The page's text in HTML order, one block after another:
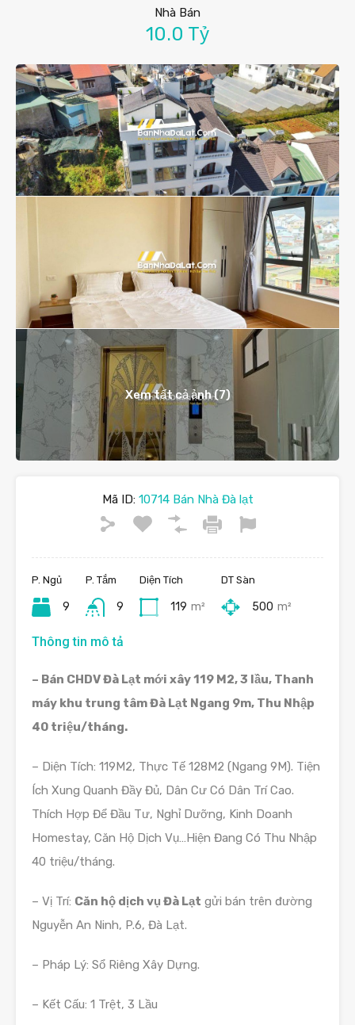
Nhà Bán
10.0 Tỷ
Xem tất cả ảnh (7)
Mã ID:10714 Bán Nhà Đà lạt
P. Ngủ
9
P. Tắm
9
Diện Tích
119 m²
DT Sàn
500 m²
Thông tin mô tả
– Bán CHDV Đà Lạt mới xây 119 M2, 3 lầu, Thanh
máy khu trung tâm Đà Lạt Ngang 9m, Thu Nhập
40 triệu/tháng.
– Diện Tích: 119M2, Thực Tế 128M2 (Ngang 9M). Tiện
Ích Xung Quanh Đầy Đủ, Dân Cư Có Dân Trí Cao.
Thích Hợp Để Đầu Tư, Nghỉ Dưỡng, Kinh Doanh
Homestay, Căn Hộ Dịch Vụ…Hiện Đang Có Thu Nhập
40 triệu/tháng.
– Vị Trí: Căn hộ dịch vụ Đà Lạt gửi bán trên đường
Nguyễn An Ninh, P.6, Đà Lạt.
– Pháp Lý: Sổ Riêng Xây Dựng.
– Kết Cấu: 1 Trệt, 3 Lầu